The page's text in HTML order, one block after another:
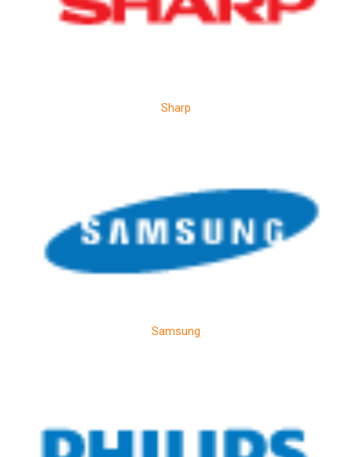
Sharp
Samsung